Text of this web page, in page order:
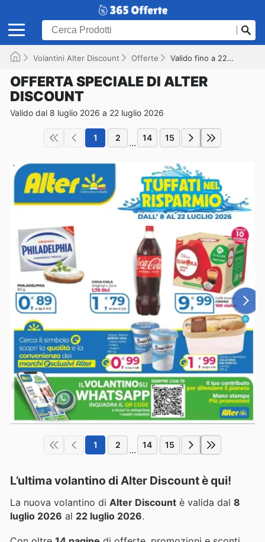
Volantini Alter Discount Offerte Valido fino a 22/07/2026
OFFERTA SPECIALE DI ALTER
DISCOUNT
Valido dal 8 luglio 2026 a 22 luglio 2026
1 2 ... 14 15
1 2 ... 14 15
L’ultima volantino di Alter Discount è qui!
La nuova volantino di Alter Discount è valida dal 8
luglio 2026 al 22 luglio 2026.